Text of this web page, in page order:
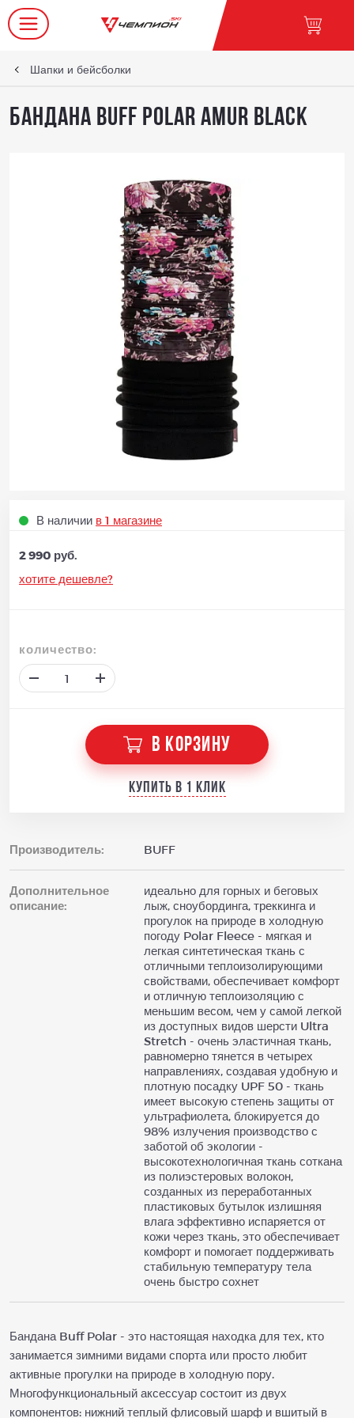
Шапки и бейсболки
Бандана Buff Polar Amur Black
В наличии в 1 магазине
2 990 руб.
хотите дешевле?
количество:
В КОРЗИНУ
Купить в 1 клик
Производитель: BUFF
Дополнительное
описание:
идеально для горных и беговых
лыж, сноубординга, треккинга и
прогулок на природе в холодную
погоду Polar Fleece - мягкая и
легкая синтетическая ткань с
отличными теплоизолирующими
свойствами, обеспечивает комфорт
и отличную теплоизоляцию с
меньшим весом, чем у самой легкой
из доступных видов шерсти Ultra
Stretch - очень эластичная ткань,
равномерно тянется в четырех
направлениях, создавая удобную и
плотную посадку UPF 50 - ткань
имеет высокую степень защиты от
ультрафиолета, блокируется до
98% излучения производство с
заботой об экологии -
высокотехнологичная ткань соткана
из полиэстеровых волокон,
созданных из переработанных
пластиковых бутылок излишняя
влага эффективно испаряется от
кожи через ткань, это обеспечивает
комфорт и помогает поддерживать
стабильную температуру тела
очень быстро сохнет
Бандана Buff Polar - это настоящая находка для тех, кто
занимается зимними видами спорта или просто любит
активные прогулки на природе в холодную пору.
Многофункциональный аксессуар состоит из двух
компонентов: нижний теплый флисовый шарф и вшитый в